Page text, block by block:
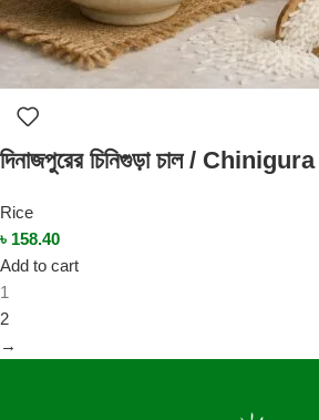
দিনাজপুরের চিনিগুড়া চাল /
Rice
৳ 158.40
Add to cart
1
2
→